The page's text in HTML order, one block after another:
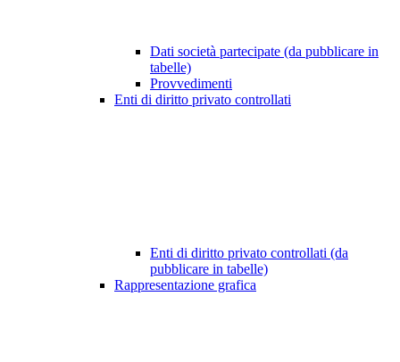
Dati società partecipate (da pubblicare in
tabelle)
Provvedimenti
Enti di diritto privato controllati
Enti di diritto privato controllati (da
pubblicare in tabelle)
Rappresentazione grafica